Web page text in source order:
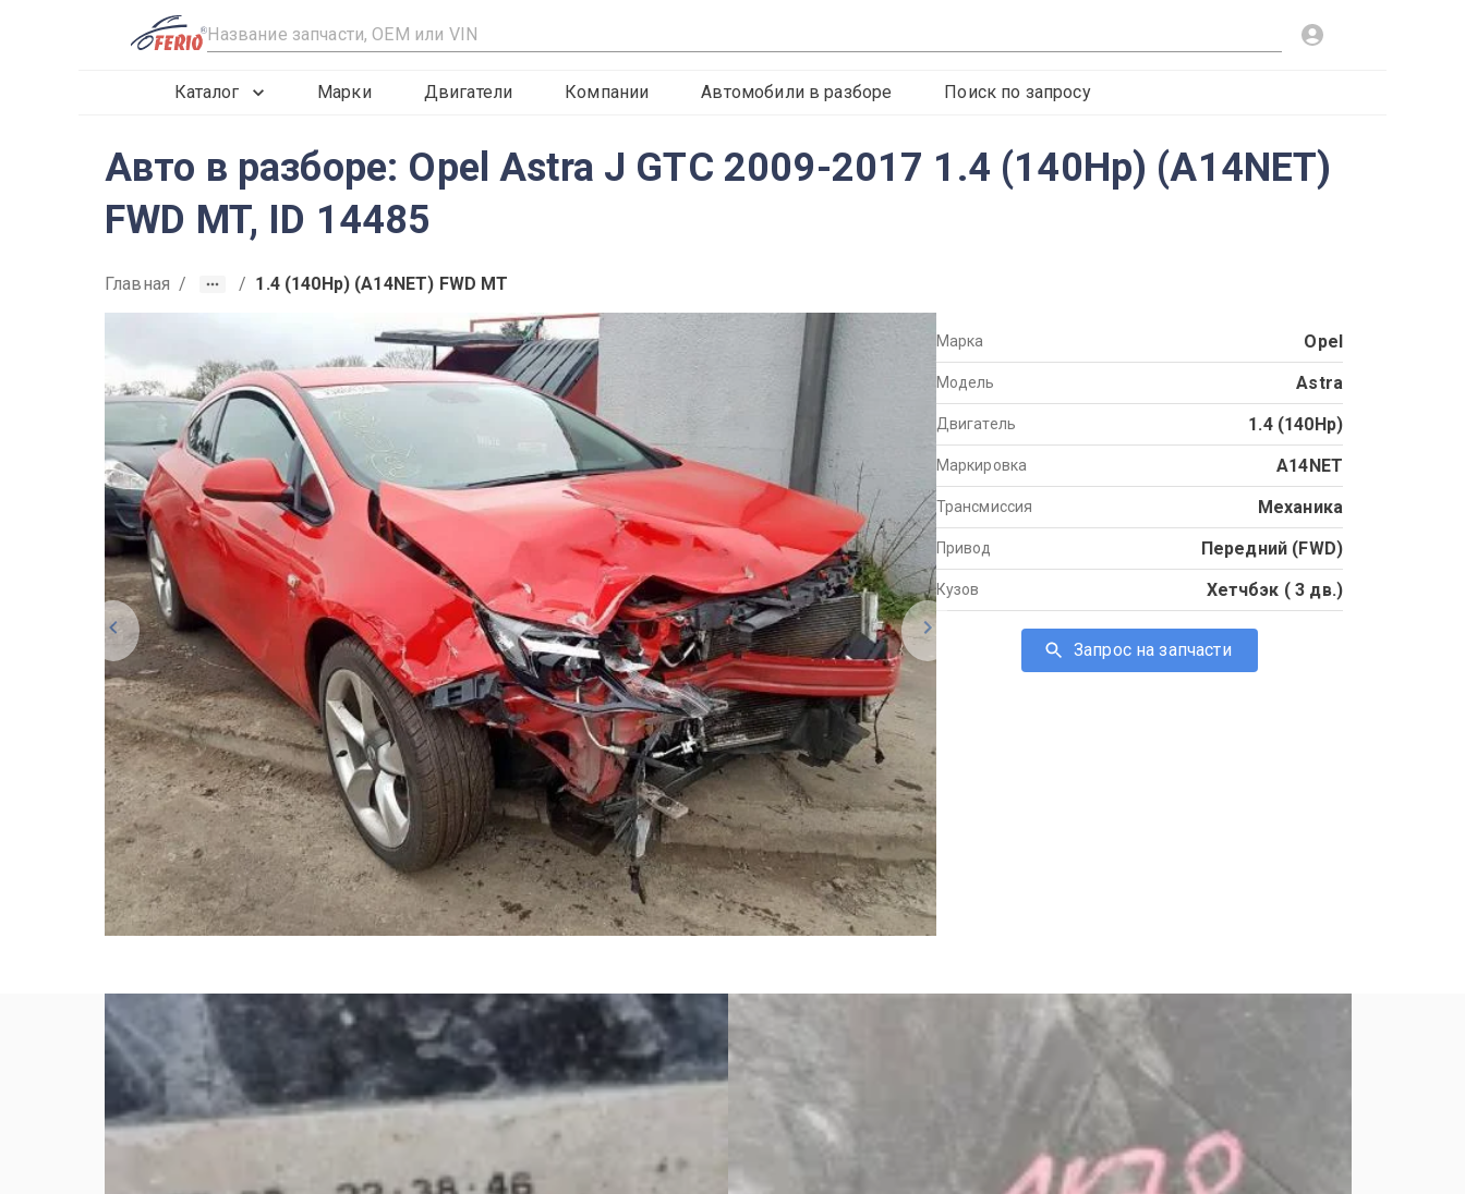
R
Каталог Марки Двигатели Компании Автомобили в разборе Поиск по запросу
Авто в разборе: Opel Astra J GTC 2009-2017 1.4 (140Hp) (A14NET)
FWD MT, ID 14485
Главная / / 1.4 (140Hp) (A14NET) FWD MT
Марка Opel
Модель Astra
Двигатель 1.4 (140Hp)
Маркировка A14NET
Трансмиссия Механика
Привод Передний (FWD)
Кузов Хетчбэк ( 3 дв.)
Запрос на запчасти